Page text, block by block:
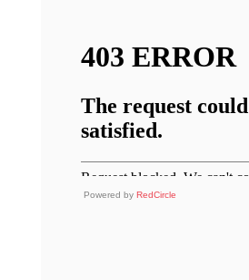
Powered by RedCircle